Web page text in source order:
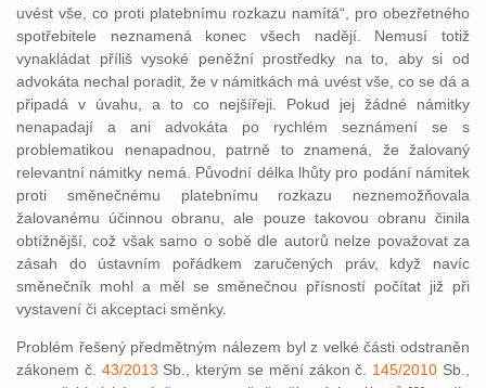
uvést vše, co proti platebnímu rozkazu namítá“, pro obezřetného
spotřebitele neznamená konec všech nadějí. Nemusí totiž
vynakládat příliš vysoké peněžní prostředky na to, aby si od
advokáta nechal poradit, že v námitkách má uvést vše, co se dá a
připadá v úvahu, a to co nejšířeji. Pokud jej žádné námitky
nenapadají a ani advokáta po rychlém seznámení se s
problematikou nenapadnou, patrně to znamená, že žalovaný
relevantní námitky nemá. Původní délka lhůty pro podání námitek
proti směnečnému platebnímu rozkazu neznemožňovala
žalovanému účinnou obranu, ale pouze takovou obranu činila
obtížnější, což však samo o sobě dle autorů nelze považovat za
zásah do ústavním pořádkem zaručených práv, když navíc
směnečník mohl a měl se směnečnou přísností počítat již při
vystavení či akceptaci směnky.
Problém řešený předmětným nálezem byl z velké části odstraněn
zákonem č. 43/2013 Sb., kterým se mění zákon č. 145/2010 Sb.,